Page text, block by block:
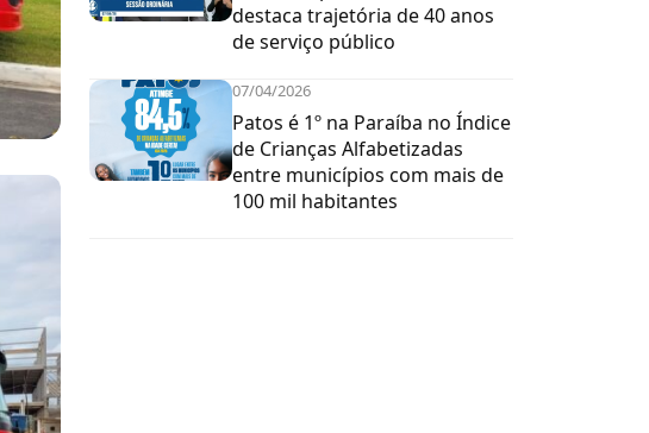
destaca trajetória de 40 anos
de serviço público
07/04/2026
Patos é 1º na Paraíba no Índice
de Crianças Alfabetizadas
entre municípios com mais de
100 mil habitantes